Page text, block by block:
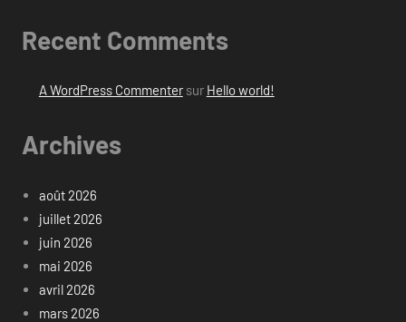
Recent Comments
A WordPress Commentersur Hello world!
Archives
août 2026
juillet 2026
juin 2026
mai 2026
avril 2026
mars 2026